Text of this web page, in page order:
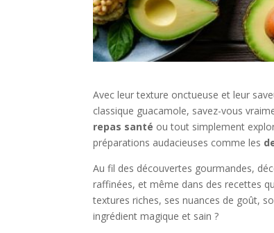
Avec leur texture onctueuse et leur
classique guacamole, savez-vous
repas santé ou tout simplement
préparations audacieuses comme les
Au fil des découvertes gourmandes,
raffinées, et même dans des recettes
textures riches, ses nuances de goût,
ingrédient magique et sain ?